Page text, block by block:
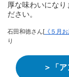
厚な味わいにな
ださい。
石田和徳さん[《５月
り
＞「